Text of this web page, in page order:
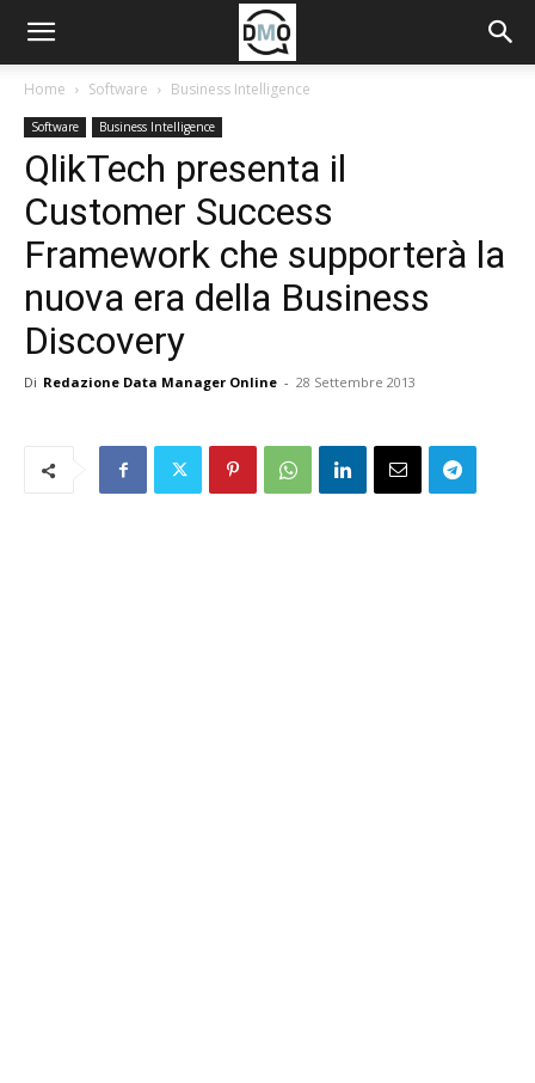
Home Software Business Intelligence
Software Business Intelligence
QlikTech presenta il
Customer Success
Framework che supporterà la
nuova era della Business
Discovery
Di Redazione Data Manager Online - 28 Settembre 2013